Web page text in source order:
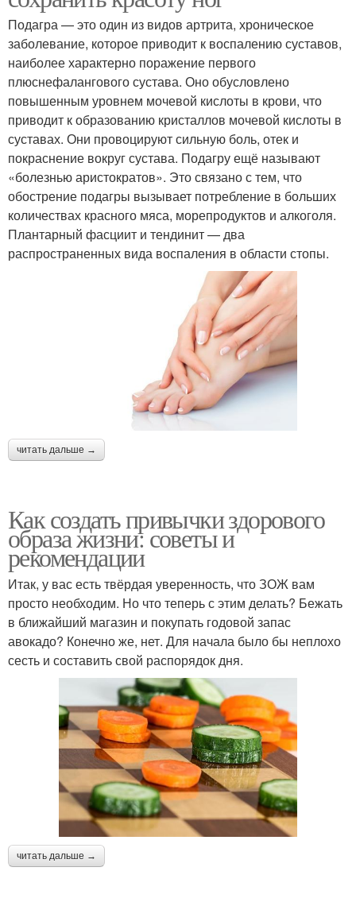
Подагра — это один из видов артрита, хроническое
заболевание, которое приводит к воспалению суставов,
наиболее характерно поражение первого
плюснефалангового сустава. Оно обусловлено
повышенным уровнем мочевой кислоты в крови, что
приводит к образованию кристаллов мочевой кислоты в
суставах. Они провоцируют сильную боль, отек и
покраснение вокруг сустава. Подагру ещё называют
«болезнью аристократов». Это связано с тем, что
обострение подагры вызывает потребление в больших
количествах красного мяса, морепродуктов и алкоголя.
Плантарный фасциит и тендинит — два
распространенных вида воспаления в области стопы.
читать дальше →
Как создать привычки здорового
образа жизни: советы и
рекомендации
Итак, у вас есть твёрдая уверенность, что ЗОЖ вам
просто необходим. Но что теперь с этим делать? Бежать
в ближайший магазин и покупать годовой запас
авокадо? Конечно же, нет. Для начала было бы неплохо
сесть и составить свой распорядок дня.
читать дальше →